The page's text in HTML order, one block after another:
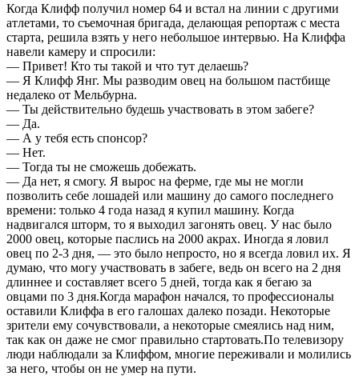
Когда Клифф получил номер 64 и встал на линии с другими
атлетами, то съемочная бригада, делающая репортаж с места
старта, решила взять у него небольшое интервью. На Клиффа
навели камеру и спросили:
— Привет! Кто ты такой и что тут делаешь?
— Я Клифф Янг. Мы разводим овец на большом пастбище
недалеко от Мельбурна.
— Ты действительно будешь участвовать в этом забеге?
— Да.
— А у тебя есть спонсор?
— Нет.
— Тогда ты не сможешь добежать.
— Да нет, я смогу. Я вырос на ферме, где мы не могли
позволить себе лошадей или машину до самого последнего
времени: только 4 года назад я купил машину. Когда
надвигался шторм, то я выходил загонять овец. У нас было
2000 овец, которые паслись на 2000 акрах. Иногда я ловил
овец по 2-3 дня, — это было непросто, но я всегда ловил их. Я
думаю, что могу участвовать в забеге, ведь он всего на 2 дня
длиннее и составляет всего 5 дней, тогда как я бегаю за
овцами по 3 дня.Когда марафон начался, то профессионалы
оставили Клиффа в его галошах далеко позади. Некоторые
зрители ему сочувствовали, а некоторые смеялись над ним,
так как он даже не смог правильно стартовать.По телевизору
люди наблюдали за Клиффом, многие переживали и молились
за него, чтобы он не умер на пути.